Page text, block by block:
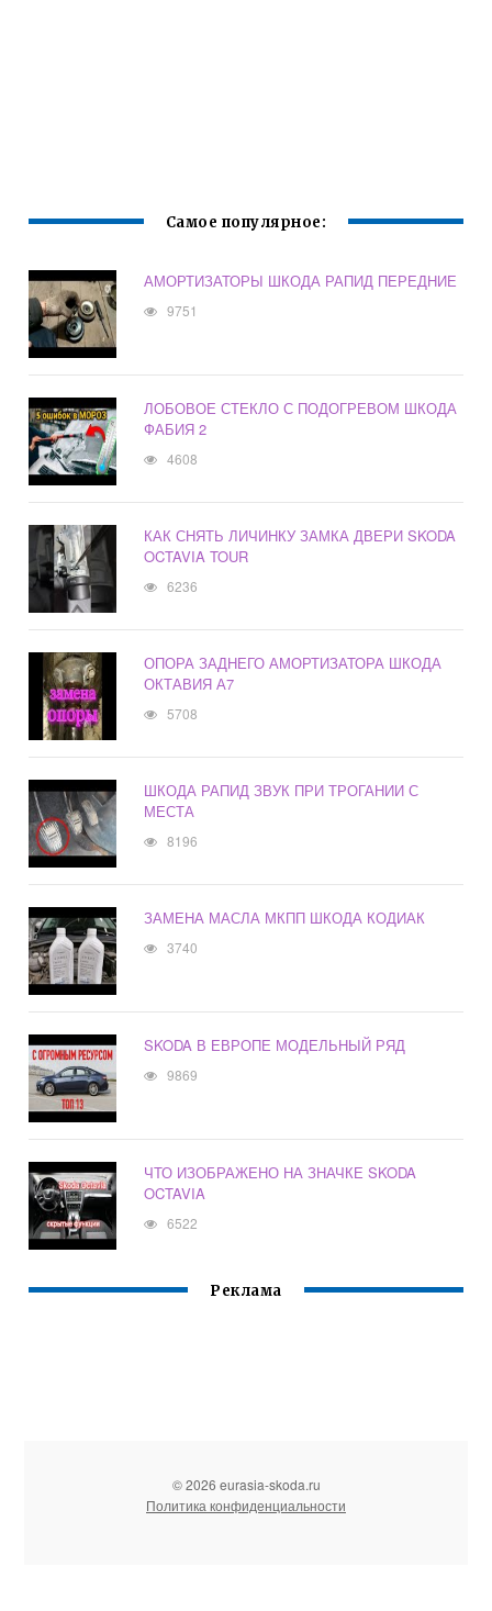
Самое популярное:
АМОРТИЗАТОРЫ ШКОДА РАПИД ПЕРЕДНИЕ
9751
ЛОБОВОЕ СТЕКЛО С ПОДОГРЕВОМ ШКОДА
ФАБИЯ 2
4608
КАК СНЯТЬ ЛИЧИНКУ ЗАМКА ДВЕРИ SKODA
OCTAVIA TOUR
6236
ОПОРА ЗАДНЕГО АМОРТИЗАТОРА ШКОДА
ОКТАВИЯ А7
5708
ШКОДА РАПИД ЗВУК ПРИ ТРОГАНИИ С
МЕСТА
8196
ЗАМЕНА МАСЛА МКПП ШКОДА КОДИАК
3740
SKODA В ЕВРОПЕ МОДЕЛЬНЫЙ РЯД
9869
ЧТО ИЗОБРАЖЕНО НА ЗНАЧКЕ SKODA
OCTAVIA
6522
Реклама
© 2026 eurasia-skoda.ru
Политика конфиденциальности